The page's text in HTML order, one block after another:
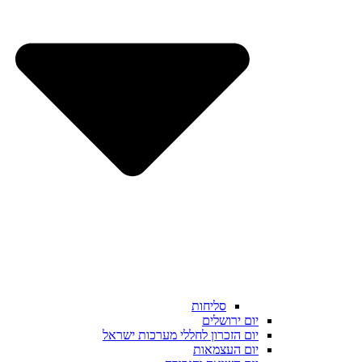
סליחות
יום ירושלים
יום הזכרון לחללי מערכות ישראל
יום העצמאות